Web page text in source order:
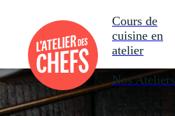
Cours de
cuisine en
atelier
Nos Ateliers